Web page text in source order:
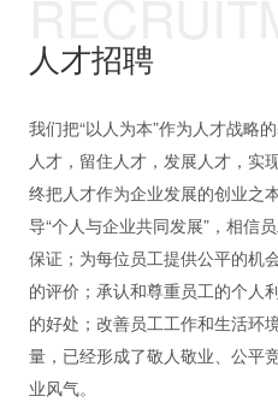
人才招聘
我们把“以人为本”作为人才战略
人才，留住人才，发展人才，实
终把人才作为企业发展的创业之
导“个人与企业共同发展”，相信
保证；为每位员工提供公平的机
的评价；承认和尊重员工的个人
的好处；改善员工工作和生活环
量，已经形成了敬人敬业、公平
业风气。